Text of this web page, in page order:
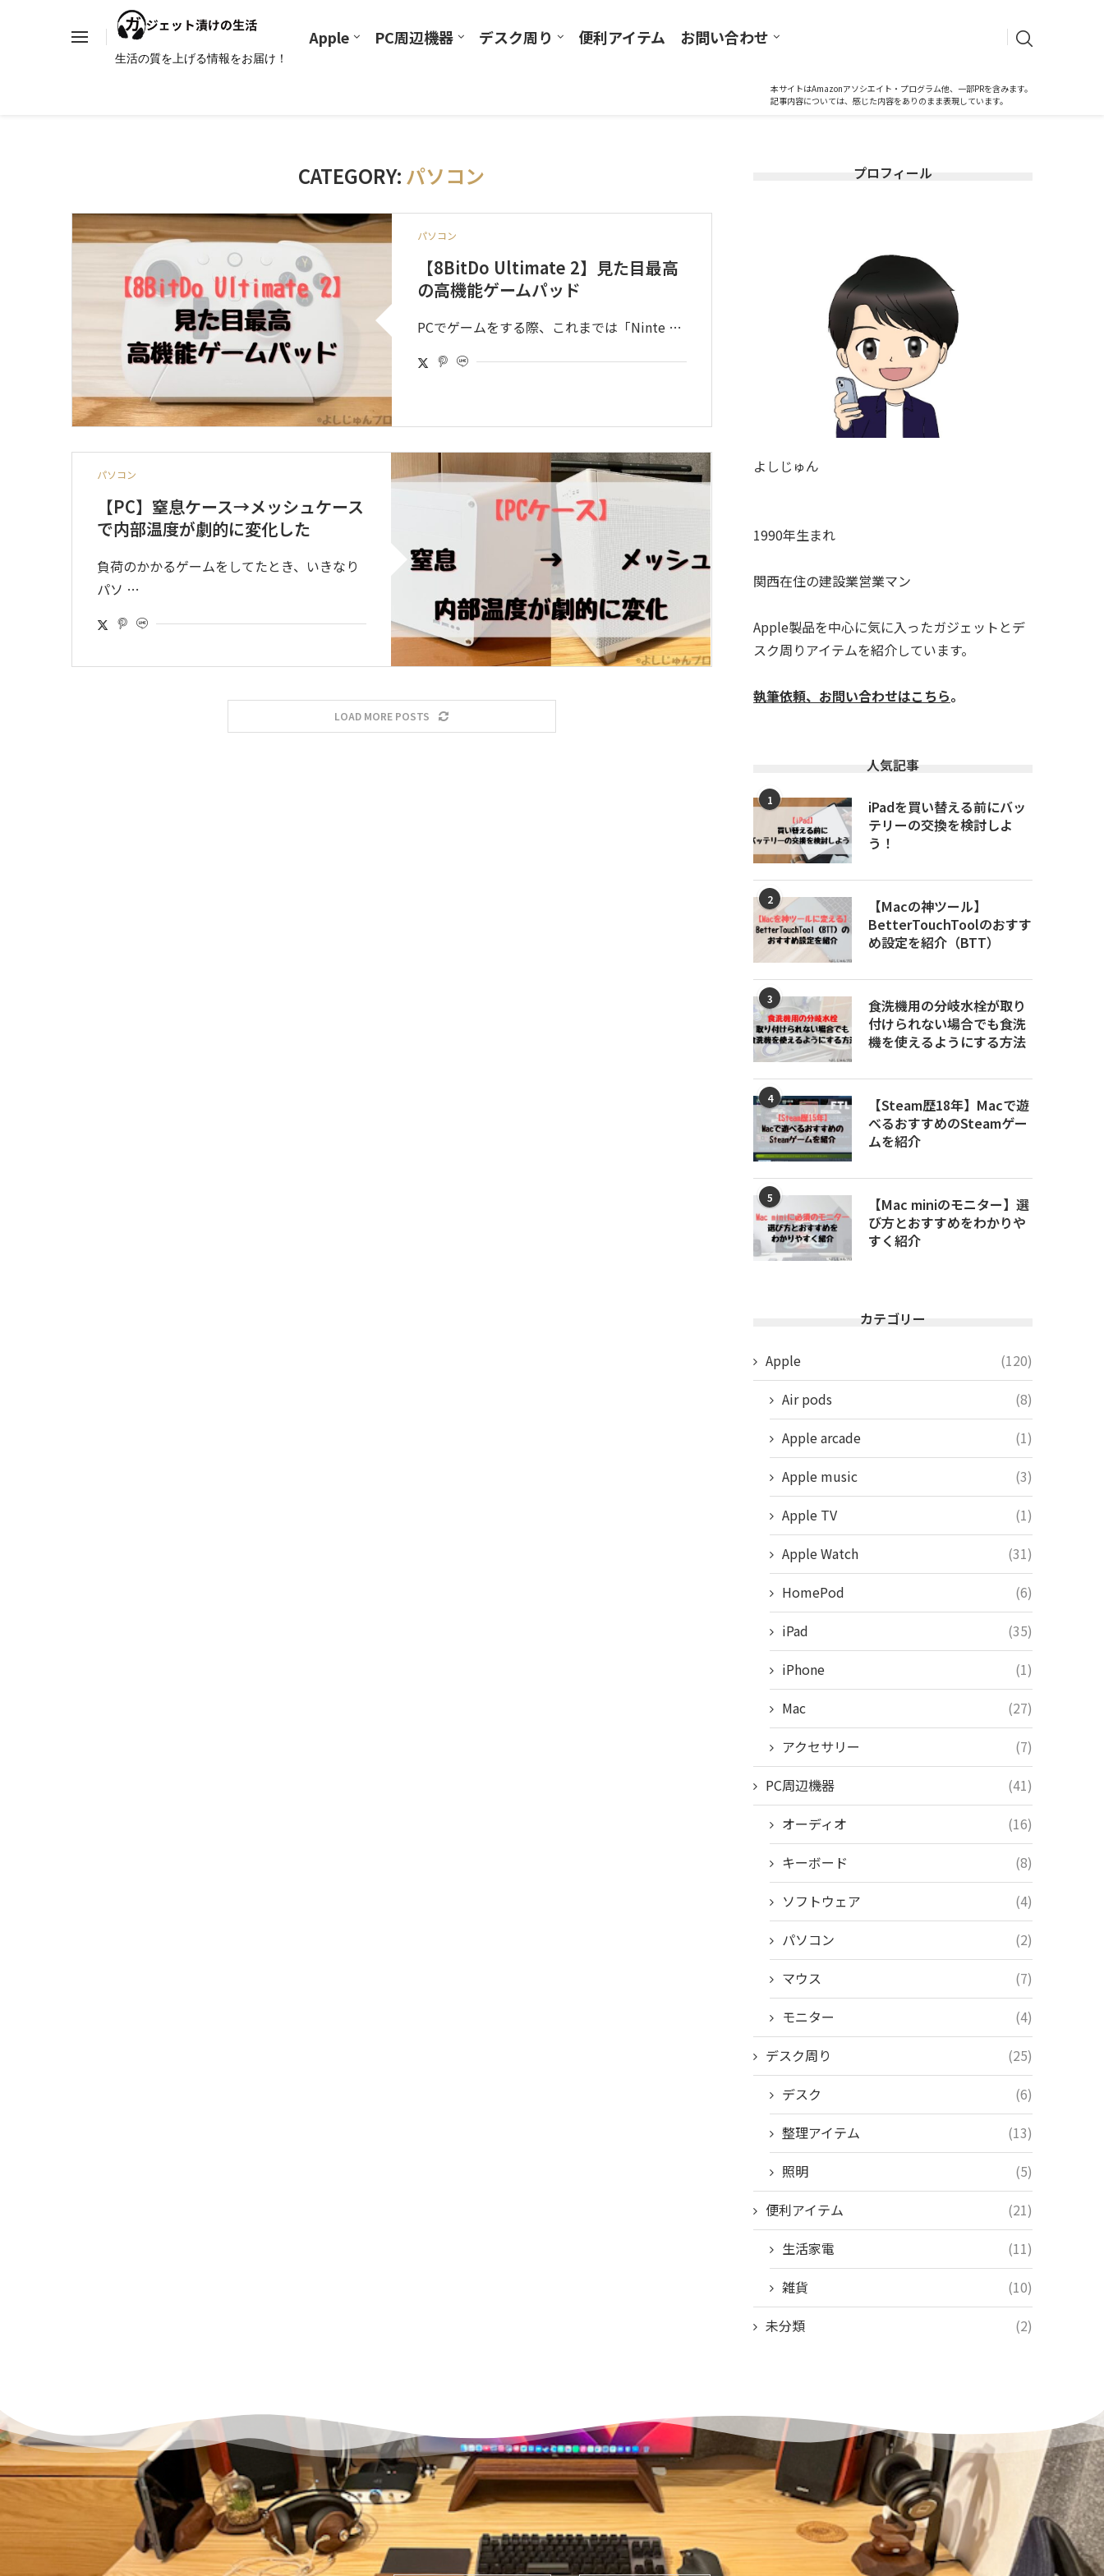
生活の質を上げる情報をお届け！
Apple PC周辺機器 デスク周り 便利アイテム お問い合わせ
本サイトはAmazonアソシエイト・プログラム他、一部PRを含みます。
記事内容については、感じた内容をありのまま表現しています。
CATEGORY: パソコン
パソコン
【8BitDo Ultimate 2】見た目最高
の高機能ゲームパッド
PCでゲームをする際、これまでは「Ninte …
パソコン
【PC】窒息ケース→メッシュケース
で内部温度が劇的に変化した
負荷のかかるゲームをしてたとき、いきなり
パソ …
LOAD MORE POSTS
プロフィール
よしじゅん
1990年生まれ
関西在住の建設業営業マン
Apple製品を中心に気に入ったガジェットとデ
スク周りアイテムを紹介しています。
執筆依頼、お問い合わせはこちら。
人気記事
1
iPadを買い替える前にバッ
テリーの交換を検討しよ
う！
2
【Macの神ツール】
BetterTouchToolのおすす
め設定を紹介（BTT）
3
食洗機用の分岐水栓が取り
付けられない場合でも食洗
機を使えるようにする方法
4
【Steam歴18年】Macで遊
べるおすすめのSteamゲー
ムを紹介
5
【Mac miniのモニター】選
び方とおすすめをわかりや
すく紹介
カテゴリー
Apple
(120)
Air pods
(8)
Apple arcade
(1)
Apple music
(3)
Apple TV
(1)
Apple Watch
(31)
HomePod
(6)
iPad
(35)
iPhone
(1)
Mac
(27)
アクセサリー
(7)
PC周辺機器
(41)
オーディオ
(16)
キーボード
(8)
ソフトウェア
(4)
パソコン
(2)
マウス
(7)
モニター
(4)
デスク周り
(25)
デスク
(6)
整理アイテム
(13)
照明
(5)
便利アイテム
(21)
生活家電
(11)
雑貨
(10)
未分類
(2)